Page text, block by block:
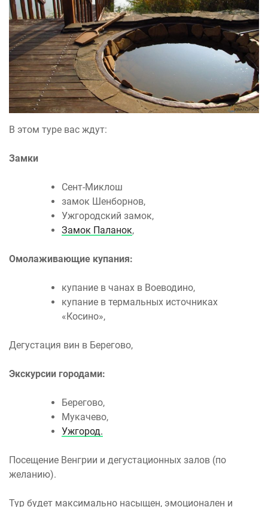
В этом туре вас ждут:
Замки
Сент-Миклош
замок Шенборнов,
Ужгородский замок,
Замок Паланок,
Омолаживающие купания:
купание в чанах в Воеводино,
купание в термальных источниках
«Косино»,
Дегустация вин в Берегово,
Экскурсии городами:
Берегово,
Мукачево,
Ужгород.
Посещение Венгрии и дегустационных залов (по
желанию).
Тур будет максимально насыщен, эмоционален и